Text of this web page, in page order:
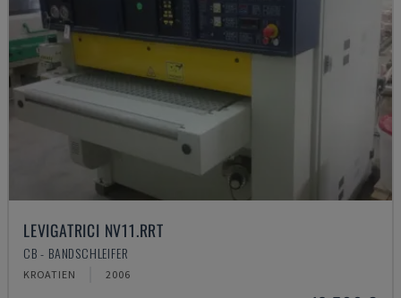
LEVIGATRICI NV11.RRT
CB - BANDSCHLEIFER
KROATIEN 2006